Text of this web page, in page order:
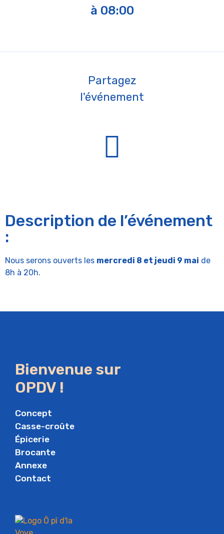
à 08:00
Partagez
l'événement
Description de l’événement
:
Nous serons ouverts les mercredi 8 et jeudi 9 mai de
8h à 20h.
Bienvenue sur
OPDV !
Concept
Casse-croûte
Épicerie
Brocante
Annexe
Contact